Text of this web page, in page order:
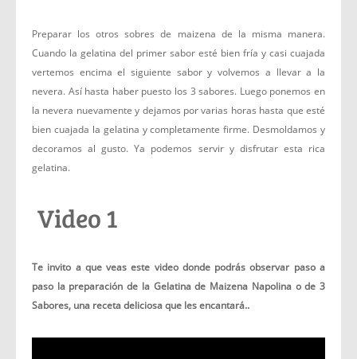
Preparar los otros sobres de maizena de la misma manera.
Cuando la gelatina del primer sabor esté bien fría y casi cuajada
vertemos encima el siguiente sabor y volvemos a llevar a la
nevera. Así hasta haber puesto los 3 sabores. Luego ponemos en
la nevera nuevamente y dejamos por varias horas hasta que esté
bien cuajada la gelatina y completamente firme. Desmoldamos y
decoramos al gusto. Ya podemos servir y disfrutar esta rica
gelatina.
Video 1
Te invito a que veas este video donde podrás observar paso a
paso la preparación de la Gelatina de Maizena Napolina o de 3
Sabores, una receta deliciosa que les encantará..